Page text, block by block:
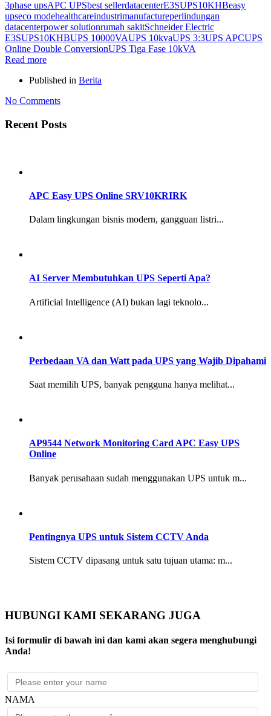
3phase upsAPC UPSbest sellerdatacenterE3SUPS10KHBeasy
upseco modehealthcareindustrimanufactureperlindungan
datacenterpower solutionrumah sakitSchneider Electric
E3SUPS10KHBUPS 10000VAUPS 10kvaUPS 3:3UPS APCUPS
Online Double ConversionUPS Tiga Fase 10kVA
Read more
Published in Berita
No Comments
Recent Posts
APC Easy UPS Online SRV10KRIRK
Dalam lingkungan bisnis modern, gangguan listri...
AI Server Membutuhkan UPS Seperti Apa?
Artificial Intelligence (AI) bukan lagi teknolo...
Perbedaan VA dan Watt pada UPS yang Wajib Dipahami
Saat memilih UPS, banyak pengguna hanya melihat...
AP9544 Network Monitoring Card APC Easy UPS
Online
Banyak perusahaan sudah menggunakan UPS untuk m...
Pentingnya UPS untuk Sistem CCTV Anda
Sistem CCTV dipasang untuk satu tujuan utama: m...
HUBUNGI KAMI SEKARANG JUGA
Isi formulir di bawah ini dan kami akan segera menghubungi
Anda!
NAMA